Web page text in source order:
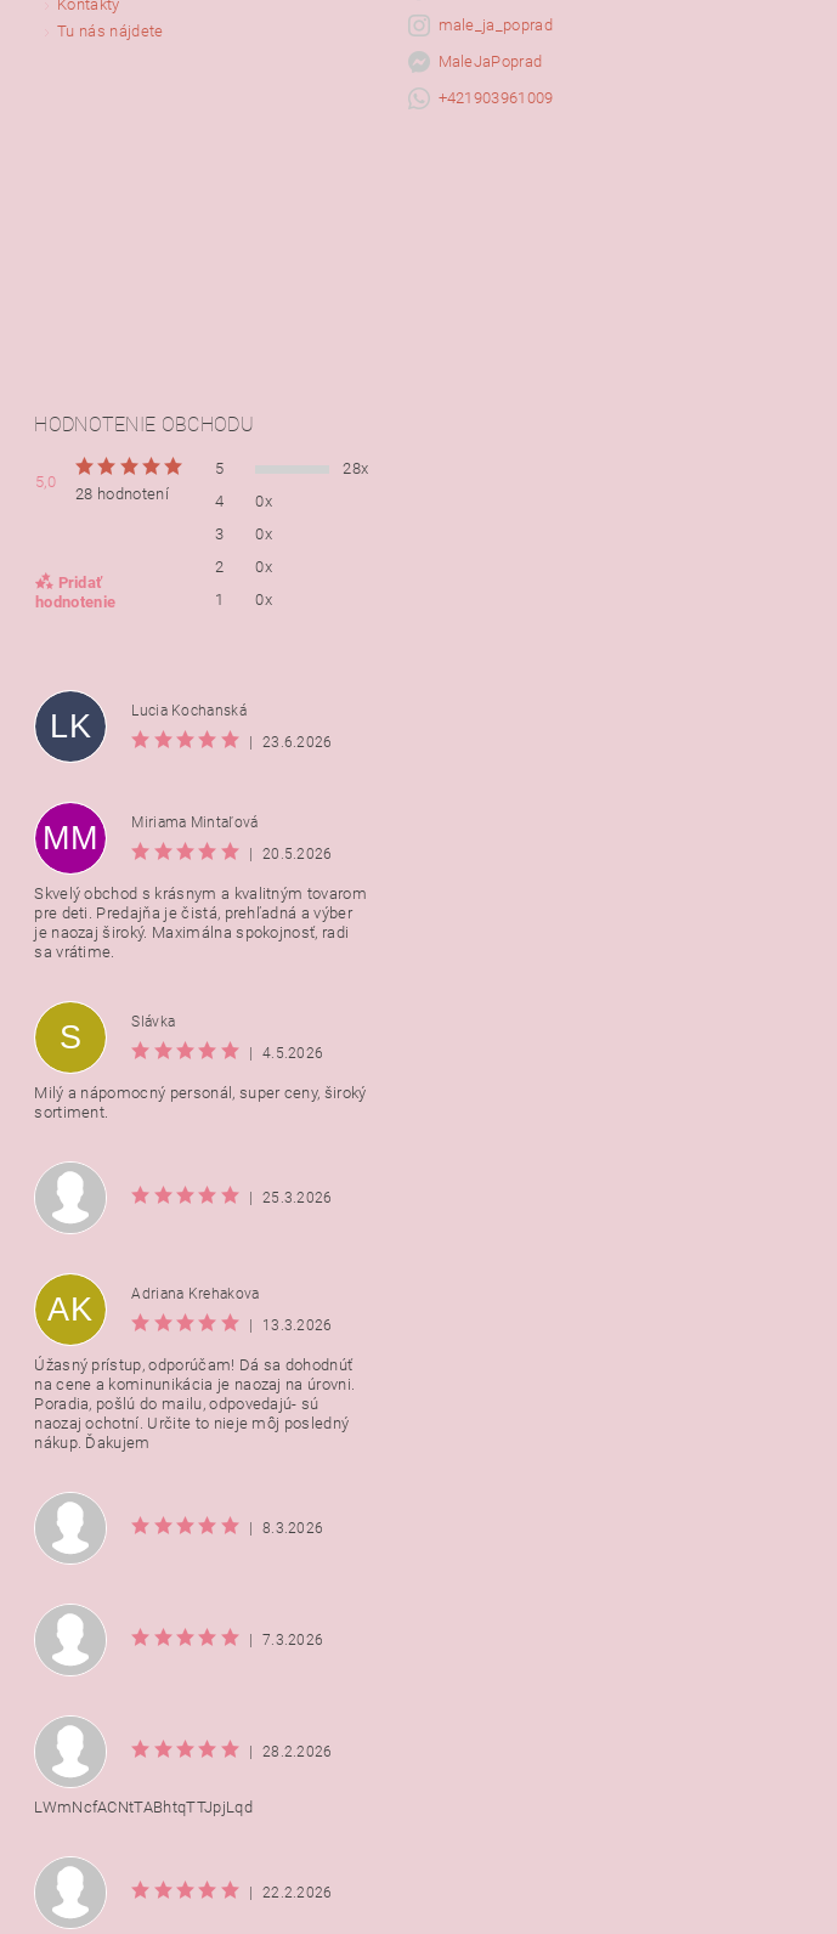
Kontakty
Tu nás nájdete
male_ja_poprad
MaleJaPoprad
+421903961009
HODNOTENIE OBCHODU
5,0
28 hodnotení
Pridať
hodnotenie
5
28x
4
0x
3
0x
2
0x
1
0x
Vložením hodnotenie súhlasíte s
podmienkami ochrany osobných
LK
Lucia Kochanská
23.6.2026
MM
Miriama Mintaľová
20.5.2026
Skvelý obchod s krásnym a kvalitným tovarom
pre deti. Predajňa je čistá, prehľadná a výber
je naozaj široký. Maximálna spokojnosť, radi
sa vrátime.
S
Slávka
4.5.2026
Milý a nápomocný personál, super ceny, široký
sortiment.
25.3.2026
AK
Adriana Krehakova
13.3.2026
Úžasný prístup, odporúčam! Dá sa dohodnúť
na cene a kominunikácia je naozaj na úrovni.
Poradia, pošlú do mailu, odpovedajú- sú
naozaj ochotní. Určite to nieje môj posledný
nákup. Ďakujem
8.3.2026
7.3.2026
28.2.2026
LWmNcfACNtTABhtqTTJpjLqd
22.2.2026